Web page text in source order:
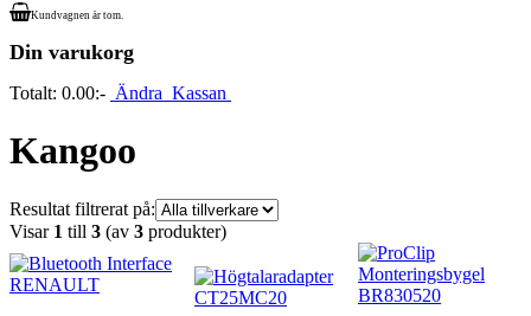
Kundvagnen är tom.
Din varukorg
Totalt: 0.00:- Ändra Kassan
Kangoo
Resultat filtrerat på:
Visar 1 till 3 (av 3 produkter)